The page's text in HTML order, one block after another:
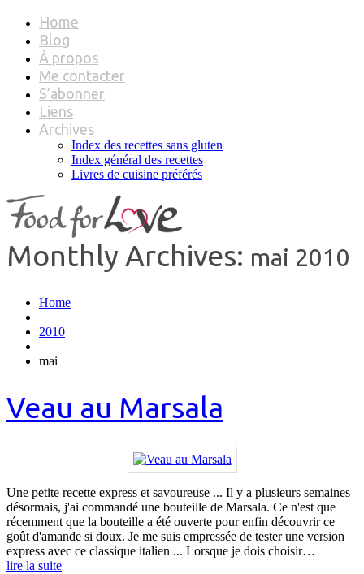
Home
Blog
À propos
Me contacter
S’abonner
Liens
Archives
Index des recettes sans gluten
Index général des recettes
Livres de cuisine préférés
Monthly Archives: mai 2010
Home
2010
mai
Veau au Marsala
Une petite recette express et savoureuse ... Il y a plusieurs semaines
désormais, j'ai commandé une bouteille de Marsala. Ce n'est que
récemment que la bouteille a été ouverte pour enfin découvrir ce
goût d'amande si doux. Je me suis empressée de tester une version
express avec ce classique italien ... Lorsque je dois choisir…
lire la suite